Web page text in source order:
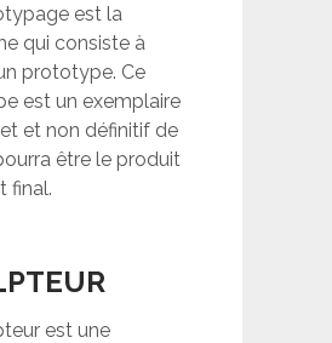
est la
qui consiste à
prototype. Ce
est un exemplaire
et non définitif de
être le produit
final.
est une